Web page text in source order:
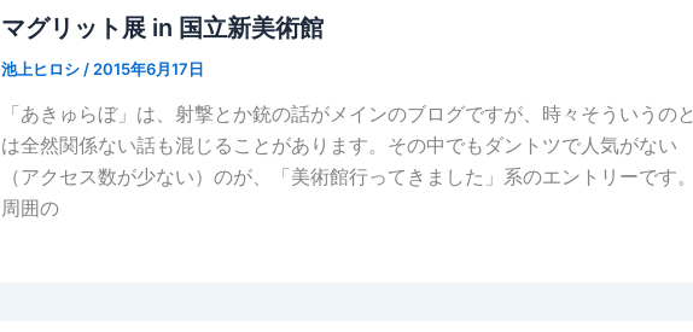
マグリット展 in 国立新美術館
池上ヒロシ / 2015年6月17日
「あきゅらぼ」は、射撃とか銃の話がメインのブログですが、時々そういうのと
は全然関係ない話も混じることがあります。その中でもダントツで人気がない
（アクセス数が少ない）のが、「美術館行ってきました」系のエントリーです。
周囲の